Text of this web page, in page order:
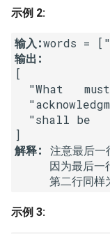
偶数前面
24. 反转链表
25. 合并两个排序的
26. 树的子结构
27. 二叉树的镜像
18. 有效的回文
19. 最多删除一个字
文
20. 回文子字符串
21. 删除链表的倒数
点
3.4. 化栈为队
3.5. 栈排序
3.6. 动物收容所
4.1. 节点间通路
示例 2:
输入:
输出:
[
"What
"shall be
解释: 注意最
因为最后一
示例 3: